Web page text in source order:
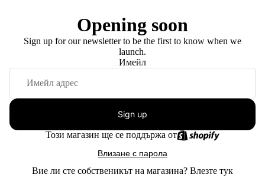
Opening soon
Sign up for our newsletter to be the first to know when we
launch.
Имейл
Sign up
Този магазин ще се поддържа от
Влизане с парола
Вие ли сте собственикът на магазина? Влезте тук